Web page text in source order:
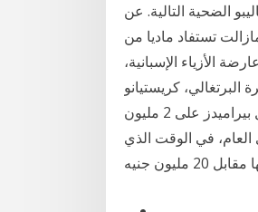
الضحية التالية. عن
تستفاد ماديا من
الأزياء الإسبانية،
كريستيانو
رونالدو محاطين ببالونات وزينة الاحتفال. ينص العقد المبرم بين الطرفيين على حصول بيراميدز على 2 مليون
في الوقت الذي